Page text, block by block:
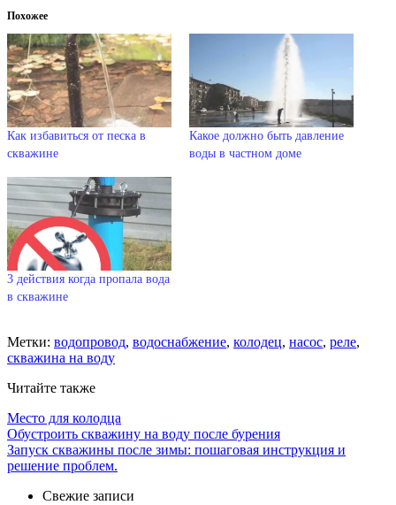
Похожее
Как избавиться от песка в
скважине
Какое должно быть давление
воды в частном доме
3 действия когда пропала вода
в скважине
Метки: водопровод, водоснабжение, колодец, насос, реле,
скважина на воду
Читайте также
Место для колодца
Обустроить скважину на воду после бурения
Запуск скважины после зимы: пошаговая инструкция и
решение проблем.
Свежие записи